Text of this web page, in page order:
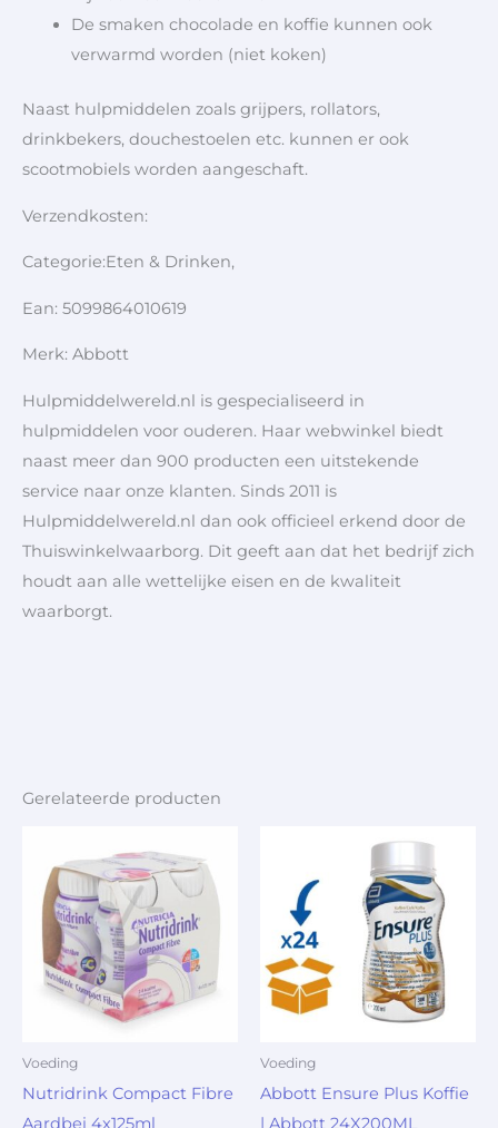
De smaken chocolade en koffie kunnen ook
verwarmd worden (niet koken)
Naast hulpmiddelen zoals grijpers, rollators,
drinkbekers, douchestoelen etc. kunnen er ook
scootmobiels worden aangeschaft.
Verzendkosten:
Categorie:Eten & Drinken,
Ean: 5099864010619
Merk: Abbott
Hulpmiddelwereld.nl is gespecialiseerd in
hulpmiddelen voor ouderen. Haar webwinkel biedt
naast meer dan 900 producten een uitstekende
service naar onze klanten. Sinds 2011 is
Hulpmiddelwereld.nl dan ook officieel erkend door de
Thuiswinkelwaarborg. Dit geeft aan dat het bedrijf zich
houdt aan alle wettelijke eisen en de kwaliteit
waarborgt.
Gerelateerde producten
Voeding
Nutridrink Compact Fibre
Aardbei 4x125ml
Voeding
Abbott Ensure Plus Koffie
| Abbott 24X200ML